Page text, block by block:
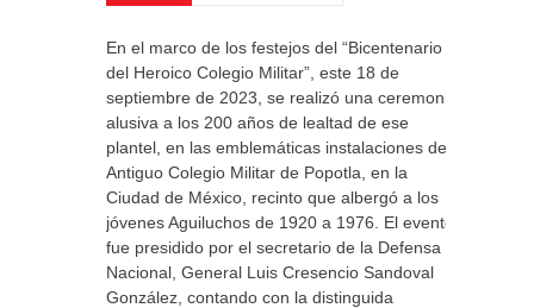
En el marco de los festejos del “Bicentenario
del Heroico Colegio Militar”, este 18 de
septiembre de 2023, se realizó una ceremonia
alusiva a los 200 años de lealtad de ese
plantel, en las emblemáticas instalaciones del
Antiguo Colegio Militar de Popotla, en la
Ciudad de México, recinto que albergó a los
jóvenes Aguiluchos de 1920 a 1976. El evento
fue presidido por el secretario de la Defensa
Nacional, General Luis Cresencio Sandoval
González, contando con la distinguida